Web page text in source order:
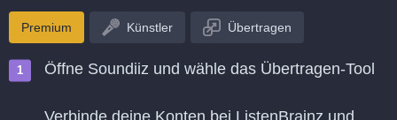
Premium Künstler Übertragen
Öffne Soundiiz und wähle das Übertragen-Tool
Verbinde deine Konten bei ListenBrainz und